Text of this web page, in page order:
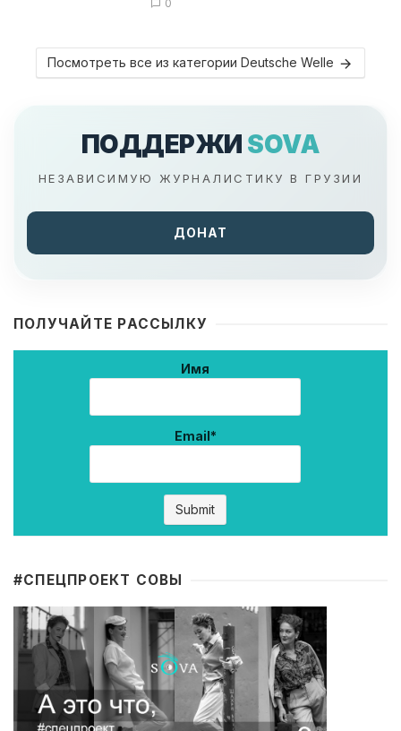
0
Посмотреть все из категории Deutsche Welle
ПОДДЕРЖИ SOVA
НЕЗАВИСИМУЮ ЖУРНАЛИСТИКУ В ГРУЗИИ
ДОНАТ
ПОЛУЧАЙТЕ РАССЫЛКУ
Имя
Email*
#CПЕЦПРОЕКТ СОВЫ